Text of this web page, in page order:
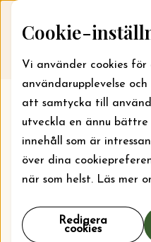
Cookie-
Vi använder cookies
användarupplevelse och
att samtycka till
utveckla en ännu
innehåll som är
över dina
när som helst. Läs mer
Redigera
cookies
Skip to content